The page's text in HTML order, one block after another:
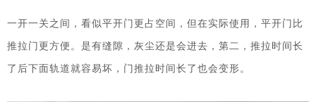
一开一关之间，看似平开门更占空间，但在实际使用，平开门比
推拉门更方便。是有缝隙，灰尘还是会进去，第二，推拉时间长
了后下面轨道就容易坏，门推拉时间长了也会变形。